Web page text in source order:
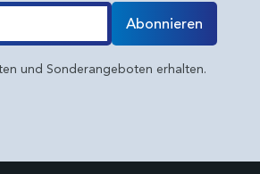
Abonnieren
und Sonderangeboten erhalten.